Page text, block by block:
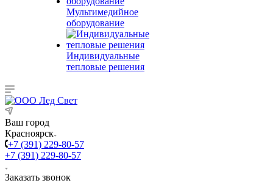
Мультимедийное
оборудование
Индивидуальные
тепловые решения
Ваш город
Красноярск
+7 (391) 229-80-57
+7 (391) 229-80-57
Заказать звонок